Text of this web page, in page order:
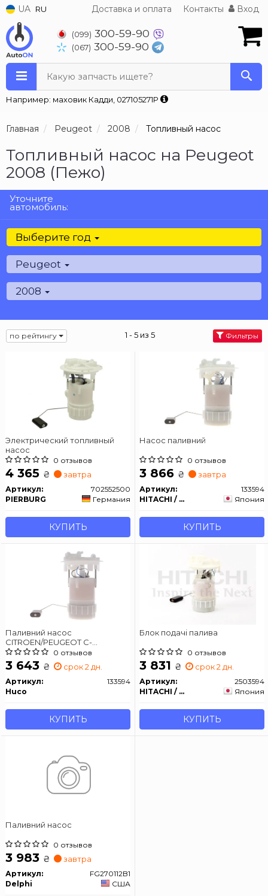
UA RU Доставка и оплата Контакты Вход
(099) 300-59-90
(067) 300-59-90
Какую запчасть ищете?
Например: маховик Кадди, 027105271P
Главная Peugeot 2008 Топливный насос
Топливный насос на Peugeot
2008 (Пежо)
Уточните
автомобиль:
Выберите год
Peugeot
2008
по рейтингу 1 - 5 из 5 Фильтры
Электрический топливный
насос
0 отзывов
4 365 ₴ завтра
Артикул:
702552500
PIERBURG
Германия
КУПИТЬ
Насос паливний
0 отзывов
3 866 ₴ завтра
Артикул:
133594
HITACHI / HUCO
Япония
КУПИТЬ
Паливний насос
CITROEN/PEUGEOT C-
elysee/208/301 "1.2-1.6 "12>>
0 отзывов
3 643 ₴ срок 2 дн.
Артикул:
133594
Huco
КУПИТЬ
Блок подачі палива
0 отзывов
3 831 ₴ срок 2 дн.
Артикул:
2503594
HITACHI / HUCO
Япония
КУПИТЬ
Паливний насос
0 отзывов
3 983 ₴ завтра
Артикул:
FG270112B1
Delphi
США